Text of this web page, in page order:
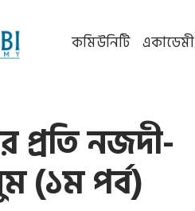
কমিউনিটি একাডেমী
প্রতি নজদী-
(১ম পর্ব)